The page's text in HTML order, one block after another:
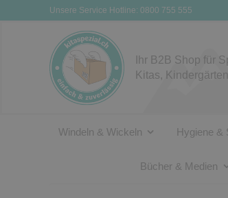
Unsere Service Hotline: 0800 755 555
Ihr B2B Shop für
Kitas,
Windeln & Wickeln Hygiene &
Bücher & Medien